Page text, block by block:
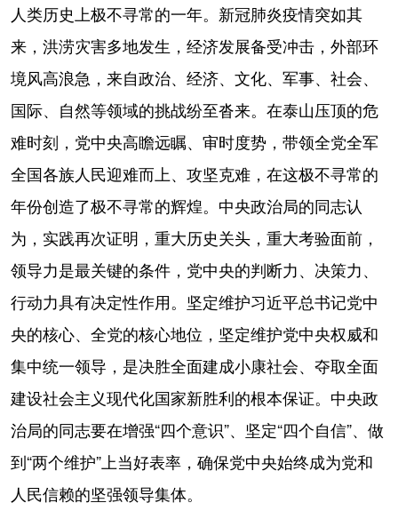
人类历史上极不寻常的一年。新冠肺炎疫情突如其
来，洪涝灾害多地发生，经济发展备受冲击，外部环
境风高浪急，来自政治、经济、文化、军事、社会、
国际、自然等领域的挑战纷至沓来。在泰山压顶的危
难时刻，党中央高瞻远瞩、审时度势，带领全党全军
全国各族人民迎难而上、攻坚克难，在这极不寻常的
年份创造了极不寻常的辉煌。中央政治局的同志认
为，实践再次证明，重大历史关头，重大考验面前，
领导力是最关键的条件，党中央的判断力、决策力、
行动力具有决定性作用。坚定维护习近平总书记党中
央的核心、全党的核心地位，坚定维护党中央权威和
集中统一领导，是决胜全面建成小康社会、夺取全面
建设社会主义现代化国家新胜利的根本保证。中央政
治局的同志要在增强“四个意识”、坚定“四个自信”、做
到“两个维护”上当好表率，确保党中央始终成为党和
人民信赖的坚强领导集体。